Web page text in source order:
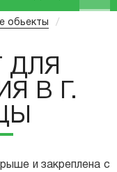
обьекты /
ДЛЯ
В Г.
и закреплена с